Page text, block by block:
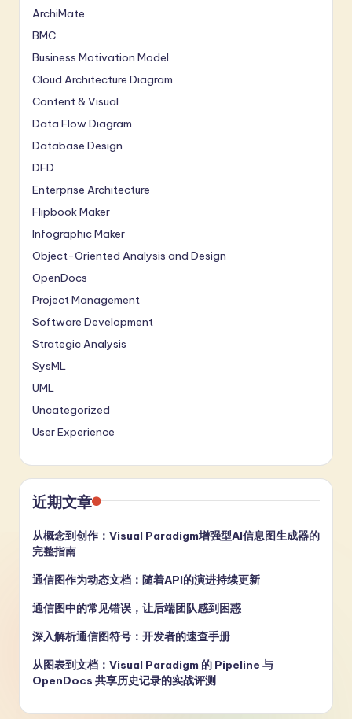
ArchiMate
BMC
Business Motivation Model
Cloud Architecture Diagram
Content & Visual
Data Flow Diagram
Database Design
DFD
Enterprise Architecture
Flipbook Maker
Infographic Maker
Object-Oriented Analysis and Design
OpenDocs
Project Management
Software Development
Strategic Analysis
SysML
UML
Uncategorized
User Experience
近期文章
从概念到创作：Visual Paradigm增强型AI信息图生成器的
完整指南
通信图作为动态文档：随着API的演进持续更新
通信图中的常见错误，让后端团队感到困惑
深入解析通信图符号：开发者的速查手册
从图表到文档：Visual Paradigm 的 Pipeline 与
OpenDocs 共享历史记录的实战评测